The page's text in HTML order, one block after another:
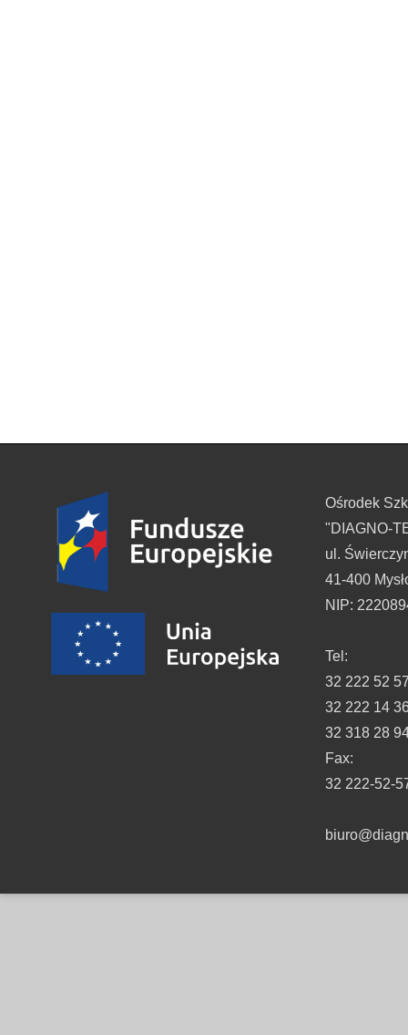
Ośrodek
"DIAGNO-
ul.
41-400
NIP:
Tel:
32 222 52
32 222 14
32 318 28
Fax:
32 222-52-